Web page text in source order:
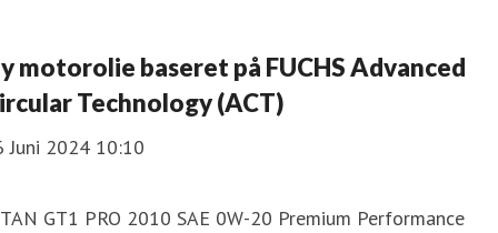
motorolie baseret på FUCHS Advanced
Technology (ACT)
Juni 2024 10:10
GT1 PRO 2010 SAE 0W-20 Premium Performance